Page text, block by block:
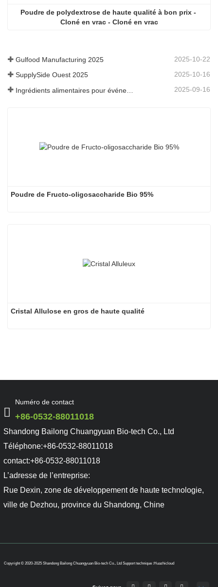
Poudre de polydextrose de haute qualité à bon prix -
Cloné en vrac - Cloné en vrac
Gulfood Manufacturing 2025 2025-10-22
SupplySide Ouest 2025 2025-10-16
2025-09-16
Poudre de Fructo-oligosaccharide Bio 95%
Cristal Allulose en gros de haute qualité
Numéro de contact
+86-0532-88011018
Shandong Bailong Chuangyuan Bio-tech Co., Ltd
Téléphone:+86-0532-88011018
contact:+86-0532-88011018
L’adresse de l’entreprise:
Rue Dexin, zone de développement de haute technologie,
ville de Dezhou, province du Shandong, Chine
Copyright © 2020-2025 Shandong Bailong Chuangyuan Bio-tech Co., Ltd Support technique :Huazhicloud